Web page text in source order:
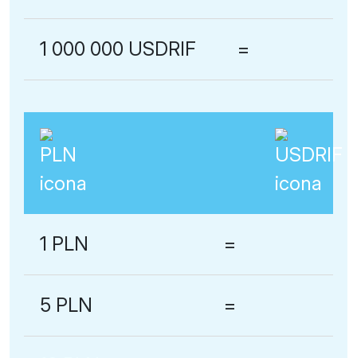
1 000 000 USDRIF =
1 PLN =
5 PLN =